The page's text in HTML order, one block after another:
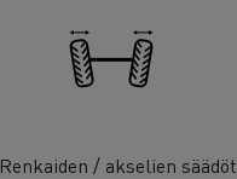
Renkaiden / akselien säädöt